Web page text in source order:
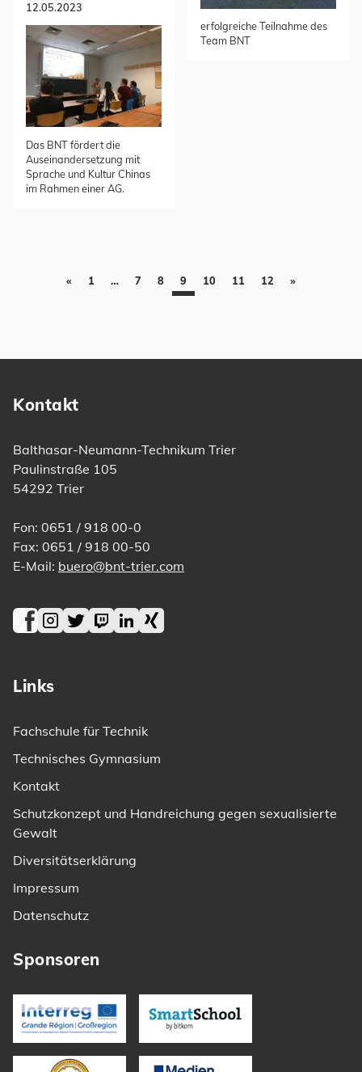
erfolgreiche Teilnahme des
Team BNT
12.05.2023
Das BNT fördert die
Auseinandersetzung mit
Sprache und Kultur Chinas
im Rahmen einer AG.
« 1 … 7 8 9 10 11 12 »
Kontakt
Balthasar-Neumann-Technikum Trier
Paulinstraße 105
54292 Trier
Fon: 0651 / 918 00-0
Fax: 0651 / 918 00-50
E-Mail: buero@bnt-trier.com
Facebook
Instagram
TwitterTwitchLinkedIn
Links
Fachschule für Technik
Technisches Gymnasium
Kontakt
Schutzkonzept und Handreichung gegen sexualisierte
Gewalt
Diversitätserklärung
Impressum
Datenschutz
Sponsoren